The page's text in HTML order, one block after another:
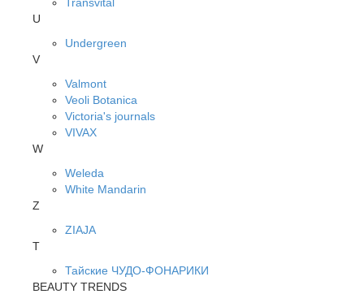
U
Undergreen
V
Valmont
Veoli Botanica
Victoria's journals
VIVAX
W
Weleda
White Mandarin
Z
ZIAJA
Т
Тайские ЧУДО-ФОНАРИКИ
BEAUTY TRENDS